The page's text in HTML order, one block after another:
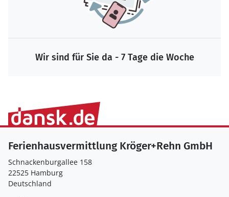
Wir sind für Sie da - 7 Tage die Woche
Ferienhausvermittlung Kröger+Rehn GmbH
Schnackenburgallee 158
22525 Hamburg
Deutschland